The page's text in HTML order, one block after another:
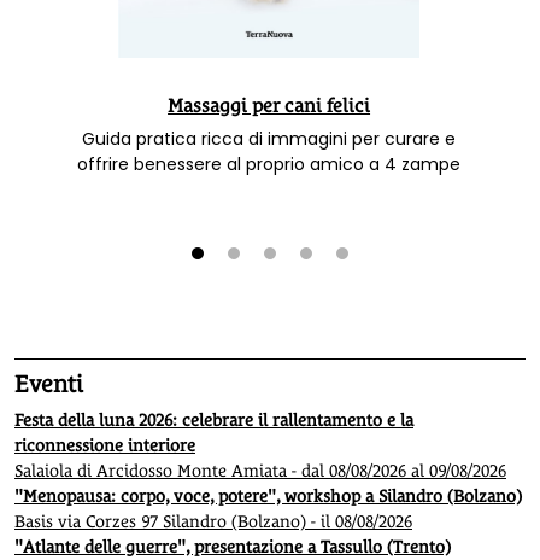
Massaggi per cani felici
Guida pratica ricca di immagini per curare e
offrire benessere al proprio amico a 4 zampe
Eventi
Festa della luna 2026: celebrare il rallentamento e la
riconnessione interiore
Salaiola di Arcidosso Monte Amiata - dal 08/08/2026 al 09/08/2026
"Menopausa: corpo, voce, potere", workshop a Silandro (Bolzano)
Basis via Corzes 97 Silandro (Bolzano) - il 08/08/2026
"Atlante delle guerre", presentazione a Tassullo (Trento)